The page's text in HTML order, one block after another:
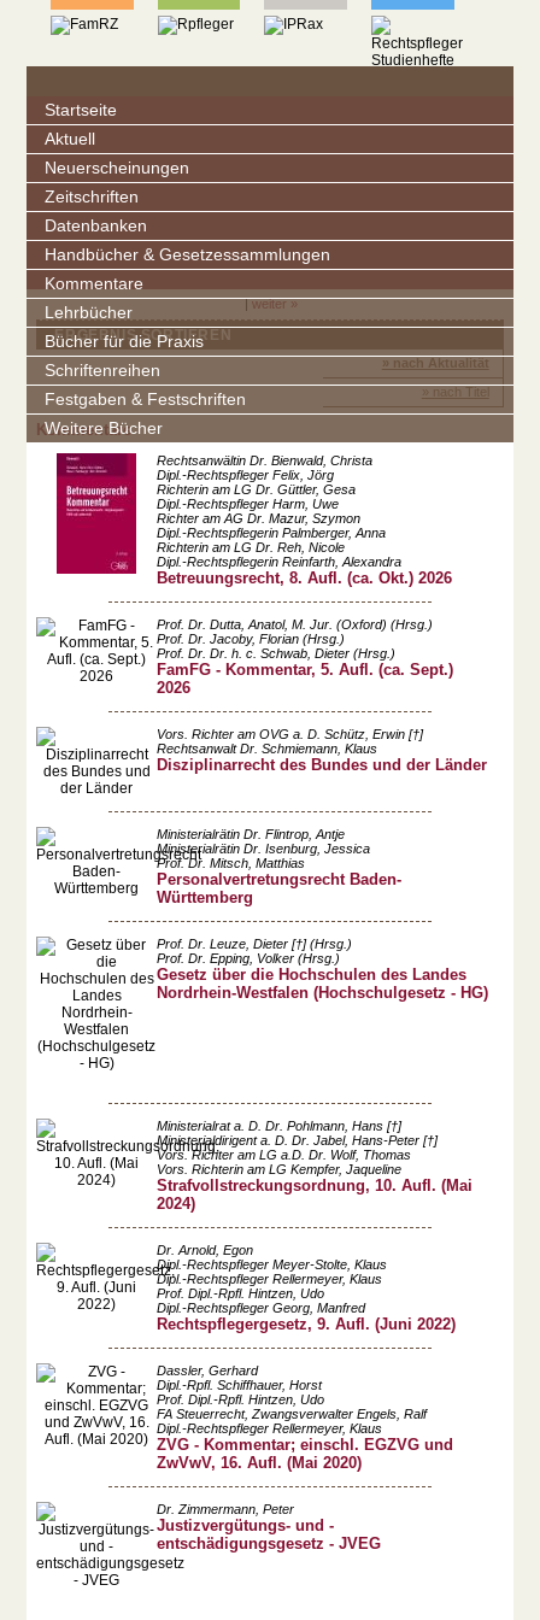
Startseite
Aktuell
Neuerscheinungen
Zeitschriften
Datenbanken
Handbücher & Gesetzessammlungen
Kommentare
Lehrbücher
Bücher für die Praxis
Schriftenreihen
Festgaben & Festschriften
Weitere Bücher
ERGEBNIS SORTIEREN
» nach Aktualität
» nach Titel
Kommentare
Rechtsanwältin Dr. Bienwald, Christa
Dipl.-Rechtspfleger Felix, Jörg
Richterin am LG Dr. Güttler, Gesa
Dipl.-Rechtspfleger Harm, Uwe
Richter am AG Dr. Mazur, Szymon
Dipl.-Rechtspflegerin Palmberger, Anna
Richterin am LG Dr. Reh, Nicole
Dipl.-Rechtspflegerin Reinfarth, Alexandra
Betreuungsrecht, 8. Aufl. (ca. Okt.) 2026
Prof. Dr. Dutta, Anatol, M. Jur. (Oxford) (Hrsg.)
Prof. Dr. Jacoby, Florian (Hrsg.)
Prof. Dr. Dr. h. c. Schwab, Dieter (Hrsg.)
FamFG - Kommentar, 5. Aufl. (ca. Sept.)
2026
Vors. Richter am OVG a. D. Schütz, Erwin [†]
Rechtsanwalt Dr. Schmiemann, Klaus
Disziplinarrecht des Bundes und der Länder
Ministerialrätin Dr. Flintrop, Antje
Ministerialrätin Dr. Isenburg, Jessica
Prof. Dr. Mitsch, Matthias
Personalvertretungsrecht Baden-
Württemberg
Prof. Dr. Leuze, Dieter [†] (Hrsg.)
Prof. Dr. Epping, Volker (Hrsg.)
Gesetz über die Hochschulen des Landes
Nordrhein-Westfalen (Hochschulgesetz - HG)
Ministerialrat a. D. Dr. Pohlmann, Hans [†]
Ministerialdirigent a. D. Dr. Jabel, Hans-Peter [†]
Vors. Richter am LG a.D. Dr. Wolf, Thomas
Vors. Richterin am LG Kempfer, Jaqueline
Strafvollstreckungsordnung, 10. Aufl. (Mai
2024)
Dr. Arnold, Egon
Dipl.-Rechtspfleger Meyer-Stolte, Klaus
Dipl.-Rechtspfleger Rellermeyer, Klaus
Prof. Dipl.-Rpfl. Hintzen, Udo
Dipl.-Rechtspfleger Georg, Manfred
Rechtspflegergesetz, 9. Aufl. (Juni 2022)
Dassler, Gerhard
Dipl.-Rpfl. Schiffhauer, Horst
Prof. Dipl.-Rpfl. Hintzen, Udo
FA Steuerrecht, Zwangsverwalter Engels, Ralf
Dipl.-Rechtspfleger Rellermeyer, Klaus
ZVG - Kommentar; einschl. EGZVG und
ZwVwV, 16. Aufl. (Mai 2020)
Dr. Zimmermann, Peter
Justizvergütungs- und -
entschädigungsgesetz - JVEG
|weiter »